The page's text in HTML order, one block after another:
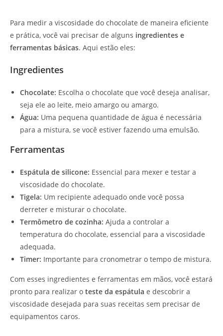
Para medir a viscosidade do chocolate de maneira eficiente
e prática, você vai precisar de alguns ingredientes e
ferramentas básicas. Aqui estão eles:
Ingredientes
Chocolate: Escolha o chocolate que você deseja analisar,
seja ele ao leite, meio amargo ou amargo.
Água: Uma pequena quantidade de água é necessária
para a mistura, se você estiver fazendo uma emulsão.
Ferramentas
Espátula de silicone: Essencial para mexer e testar a
viscosidade do chocolate.
Tigela: Um recipiente adequado onde você possa
derreter e misturar o chocolate.
Termômetro de cozinha: Ajuda a controlar a
temperatura do chocolate, essencial para a viscosidade
adequada.
Timer: Importante para cronometrar o tempo de mistura.
Com esses ingredientes e ferramentas em mãos, você estará
pronto para realizar o teste da espátula e descobrir a
viscosidade desejada para suas receitas sem precisar de
equipamentos caros.